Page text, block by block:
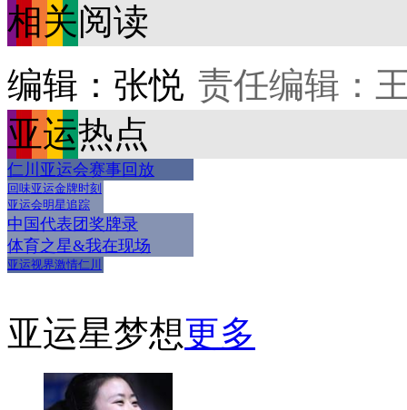
相关阅读
编辑：张悦 责任编辑：
亚运热点
仁川亚运会赛事回放
回味亚运金牌时刻
亚运会明星追踪
中国代表团奖牌录
体育之星&我在现场
亚运视界激情仁川
亚运星梦想更多